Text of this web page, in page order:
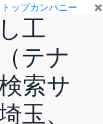
×
工
テナ
索サ
玉、